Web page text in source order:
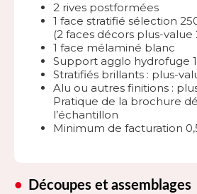
2 rives postformées
1 face stratifié sélection
(2 faces décors plus-value
1 face mélaminé blanc
Support agglo hydrofuge
Stratifiés brillants : plus-
Alu ou autres finitions :
Pratique de la brochure
l’échantillon
Minimum de facturation
Découpes et assemblages